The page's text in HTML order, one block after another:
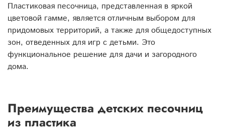
Пластиковая песочница, представленная в яркой
цветовой гамме, является отличным выбором для
придомовых территорий, а также для общедоступных
зон, отведенных для игр с детьми. Это
функциональное решение для дачи и загородного
дома.
Преимущества детских песочниц
из пластика